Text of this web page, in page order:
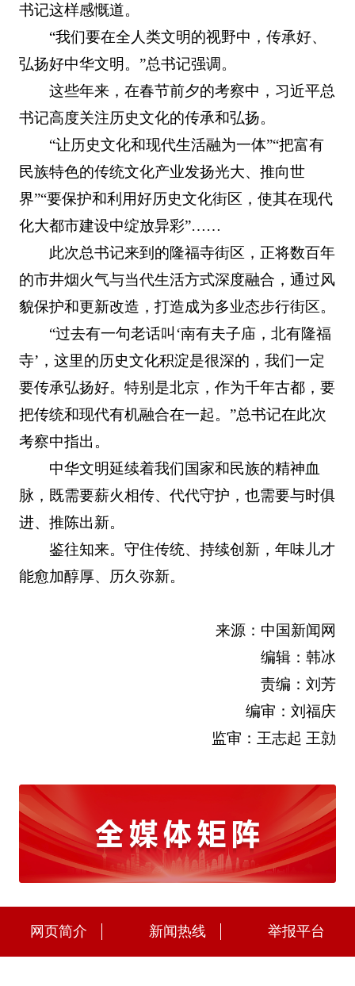
书记这样感慨道。
“我们要在全人类文明的视野中，传承好、
弘扬好中华文明。”总书记强调。
这些年来，在春节前夕的考察中，习近平总
书记高度关注历史文化的传承和弘扬。
“让历史文化和现代生活融为一体”“把富有
民族特色的传统文化产业发扬光大、推向世
界”“要保护和利用好历史文化街区，使其在现代
化大都市建设中绽放异彩”……
此次总书记来到的隆福寺街区，正将数百年
的市井烟火气与当代生活方式深度融合，通过风
貌保护和更新改造，打造成为多业态步行街区。
“过去有一句老话叫‘南有夫子庙，北有隆福
寺’，这里的历史文化积淀是很深的，我们一定
要传承弘扬好。特别是北京，作为千年古都，要
把传统和现代有机融合在一起。”总书记在此次
考察中指出。
中华文明延续着我们国家和民族的精神血
脉，既需要薪火相传、代代守护，也需要与时俱
进、推陈出新。
鉴往知来。守住传统、持续创新，年味儿才
能愈加醇厚、历久弥新。
来源：中国新闻网
编辑：韩冰
责编：刘芳
编审：刘福庆
监审：王志起 王勍
网页简介 新闻热线 举报平台